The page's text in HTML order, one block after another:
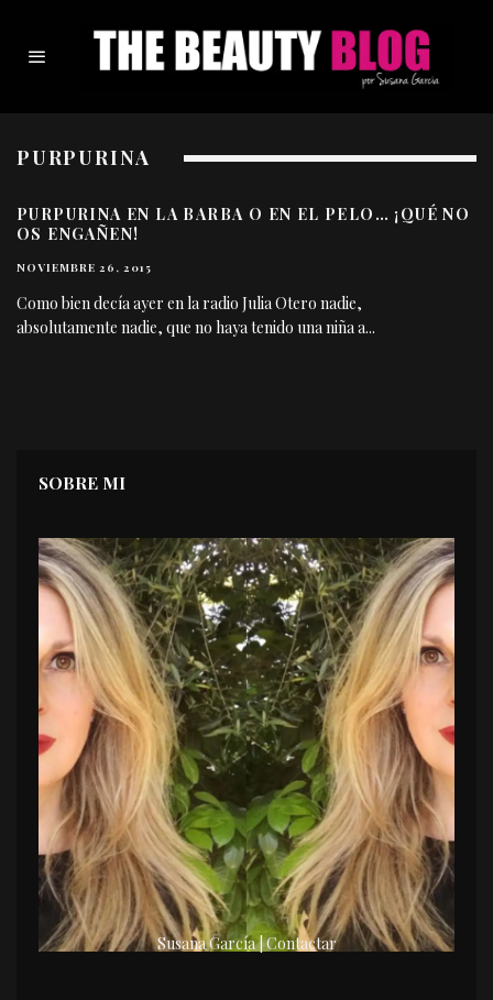
PURPURINA
PURPURINA EN LA BARBA O EN EL PELO… ¡QUÉ NO
OS ENGAÑEN!
NOVIEMBRE 26, 2015
Como bien decía ayer en la radio Julia Otero nadie,
absolutamente nadie, que no haya tenido una niña a...
SOBRE MI
Susana García | Contactar